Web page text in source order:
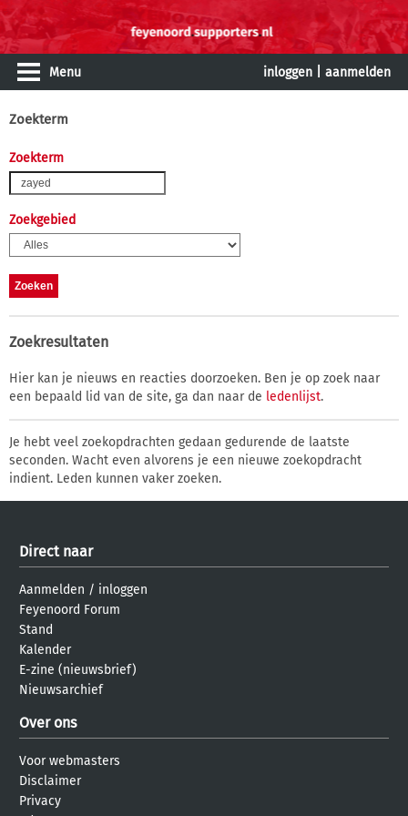
Menu inloggen aanmelden
Zoekterm
Zoekterm
Zoekgebied
Zoekresultaten
Hier kan je nieuws en reacties doorzoeken. Ben je op zoek naar
een bepaald lid van de site, ga dan naar de ledenlijst.
Je hebt veel zoekopdrachten gedaan gedurende de laatste
seconden. Wacht even alvorens je een nieuwe zoekopdracht
indient. Leden kunnen vaker zoeken.
Direct naar
Aanmelden / inloggen
Feyenoord Forum
Stand
Kalender
E-zine (nieuwsbrief)
Nieuwsarchief
Over ons
Voor webmasters
Disclaimer
Privacy